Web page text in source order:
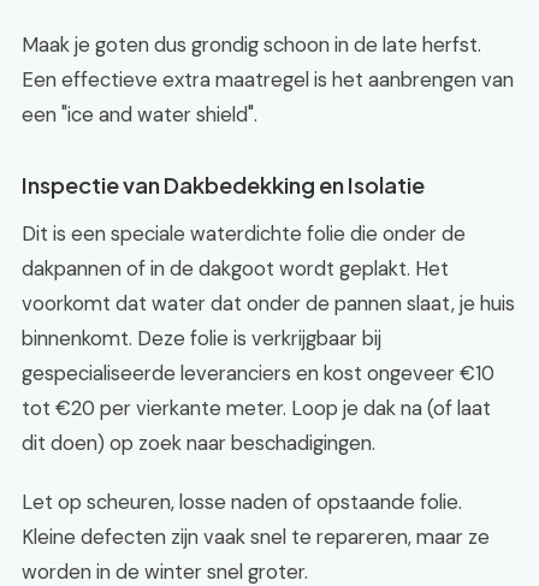
Maak je goten dus grondig schoon in de late herfst.
Een effectieve extra maatregel is het aanbrengen van
een "ice and water shield".
Inspectie van Dakbedekking en Isolatie
Dit is een speciale waterdichte folie die onder de
dakpannen of in de dakgoot wordt geplakt. Het
voorkomt dat water dat onder de pannen slaat, je huis
binnenkomt. Deze folie is verkrijgbaar bij
gespecialiseerde leveranciers en kost ongeveer €10
tot €20 per vierkante meter. Loop je dak na (of laat
dit doen) op zoek naar beschadigingen.
Let op scheuren, losse naden of opstaande folie.
Kleine defecten zijn vaak snel te repareren, maar ze
worden in de winter snel groter.